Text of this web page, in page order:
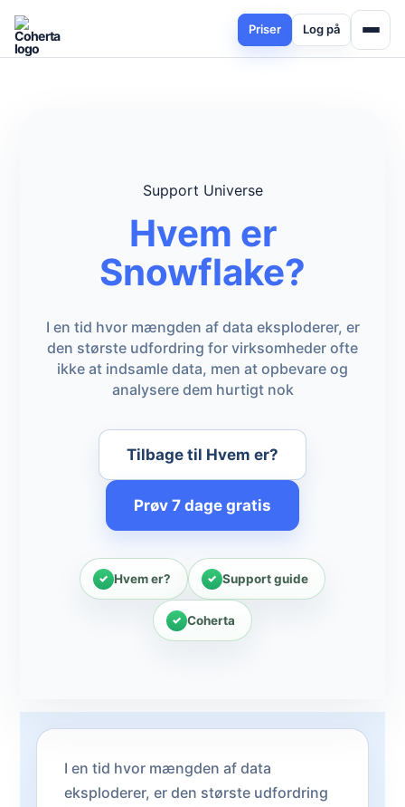
Priser Log på
Support Universe
Hvem er
Snowflake?
I en tid hvor mængden af data eksploderer, er
den største udfordring for virksomheder ofte
ikke at indsamle data, men at opbevare og
analysere dem hurtigt nok
Tilbage til Hvem er?
Prøv 7 dage gratis
Hvem er? Support guide
Coherta
I en tid hvor mængden af data
eksploderer, er den største udfordring